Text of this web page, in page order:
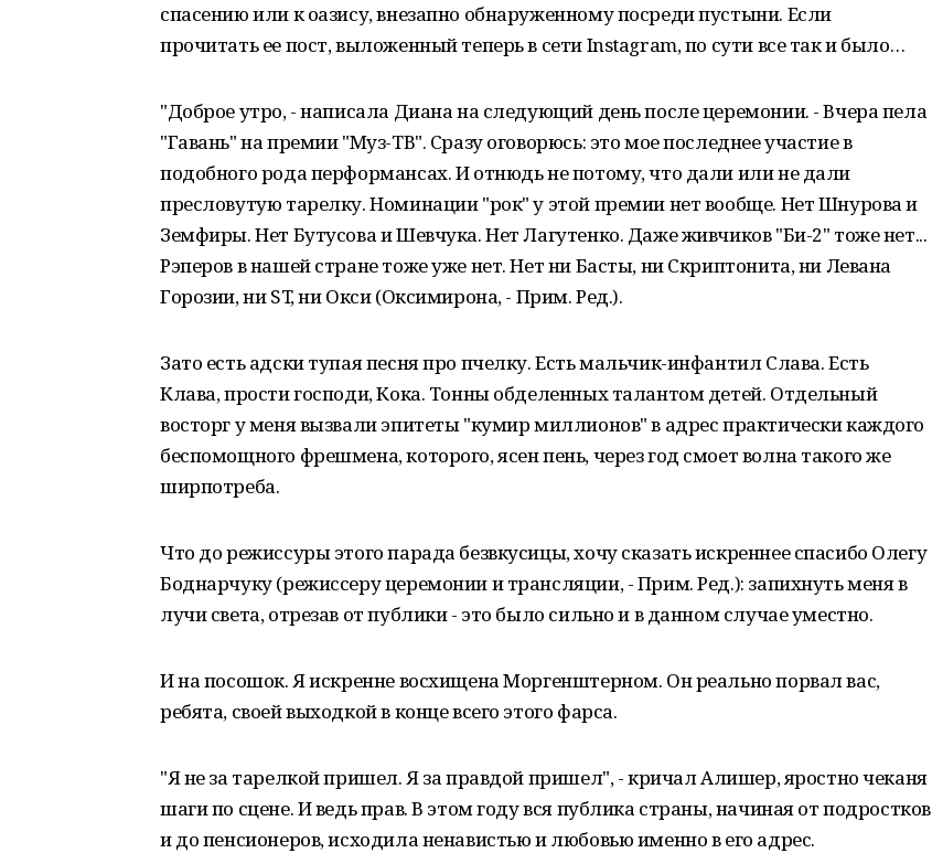
спасению или к оазису, внезапно обнаруженному посреди пустыни. Если
прочитать ее пост, выложенный теперь в сети Instagram, по сути все так и было…
"Доброе утро, - написала Диана на следующий день после церемонии. - Вчера пела
"Гавань" на премии "Муз-ТВ". Сразу оговорюсь: это мое последнее участие в
подобного рода перформансах. И отнюдь не потому, что дали или не дали
пресловутую тарелку. Номинации "рок" у этой премии нет вообще. Нет Шнурова и
Земфиры. Нет Бутусова и Шевчука. Нет Лагутенко. Даже живчиков "Би-2" тоже нет...
Рэперов в нашей стране тоже уже нет. Нет ни Басты, ни Скриптонита, ни Левана
Горозии, ни ST, ни Окси (Оксимирона, - Прим. Ред.).
Зато есть адски тупая песня про пчелку. Есть мальчик-инфантил Слава. Есть
Клава, прости господи, Кока. Тонны обделенных талантом детей. Отдельный
восторг у меня вызвали эпитеты "кумир миллионов" в адрес практически каждого
беспомощного фрешмена, которого, ясен пень, через год смоет волна такого же
ширпотреба.
Что до режиссуры этого парада безвкусицы, хочу сказать искреннее спасибо Олегу
Боднарчуку (режиссеру церемонии и трансляции, - Прим. Ред.): запихнуть меня в
лучи света, отрезав от публики - это было сильно и в данном случае уместно.
И на посошок. Я искренне восхищена Моргенштерном. Он реально порвал вас,
ребята, своей выходкой в конце всего этого фарса.
"Я не за тарелкой пришел. Я за правдой пришел", - кричал Алишер, яростно чеканя
шаги по сцене. И ведь прав. В этом году вся публика страны, начиная от подростков
и до пенсионеров, исходила ненавистью и любовью именно в его адрес.